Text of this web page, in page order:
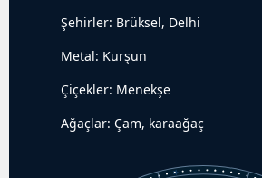
Şehirler: Brüksel, Delhi
Metal: Kurşun
Çiçekler: Menekşe
Ağaçlar: Çam, karaağaç